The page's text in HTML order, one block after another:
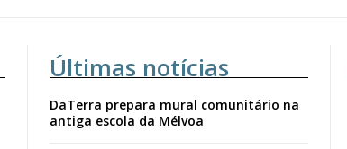
Últimas notícias
DaTerra prepara mural comunitário na
antiga escola da Mélvoa